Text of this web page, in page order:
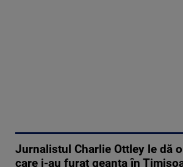
Jurnalistul Charlie Ottley le dă
care i-au furat geanta în